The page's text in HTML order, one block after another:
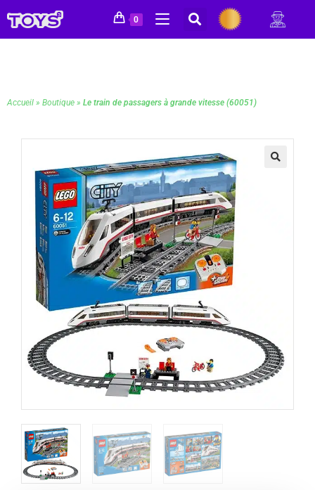
0
Accueil » Boutique » Le train de passagers à grande vitesse (60051)